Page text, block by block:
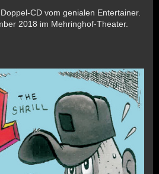
CD vom genialen Entertainer.
2018 im Mehringhof-Theater.